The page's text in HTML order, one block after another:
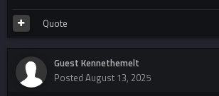
Quote
Guest Kennethemelt
Posted August 13, 2025